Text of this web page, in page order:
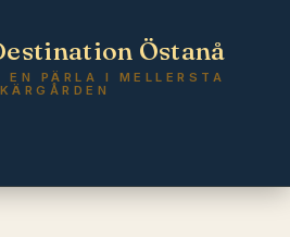
Östanå
EN PÄRLA I MELLERSTA